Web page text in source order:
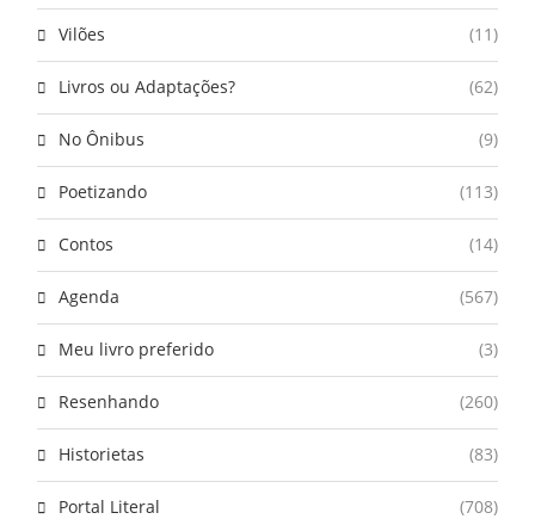
Vilões (11)
Livros ou Adaptações? (62)
No Ônibus (9)
Poetizando (113)
Contos (14)
Agenda (567)
Meu livro preferido (3)
Resenhando (260)
Historietas (83)
Portal Literal (708)